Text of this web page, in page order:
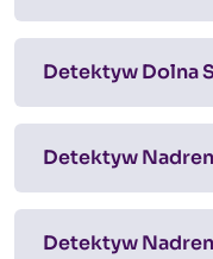
Detektyw Dolna
Detektyw
Detektyw